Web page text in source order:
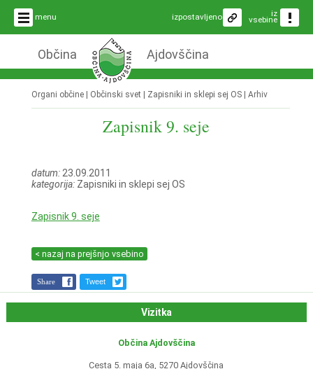
menu iz
vsebine
izpostavljeno
Občina Ajdovščina
Organi občine | Občinski svet | Zapisniki in sklepi sej OS | Arhiv
Zapisnik 9. seje
datum:23.09.2011
kategorija:Zapisniki in sklepi sej OS
Zapisnik 9. seje
< nazaj na prejšnjo vsebino
Share Tweet
Vizitka
Občina Ajdovščina
Cesta 5. maja 6a, 5270 Ajdovščina